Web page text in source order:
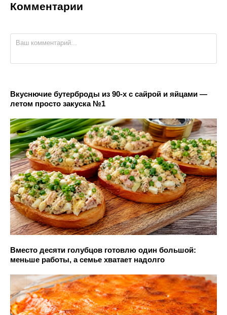
Комментарии
Вкуснючие бутерброды из 90-х с сайрой и яйцами —
летом просто закуска №1
Вместо десяти голубцов готовлю один большой:
меньше работы, а семье хватает надолго